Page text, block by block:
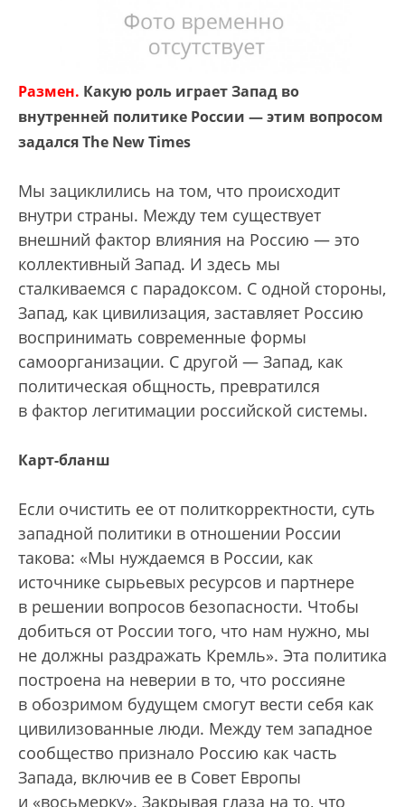
Размен. Какую роль играет Запад во
внутренней политике России — этим вопросом
задался The New Times
Мы зациклились на том, что происходит
внутри страны. Между тем существует
внешний фактор влияния на Россию — это
коллективный Запад. И здесь мы
сталкиваемся с парадоксом. С одной стороны,
Запад, как цивилизация, заставляет Россию
воспринимать современные формы
самоорганизации. С другой — Запад, как
политическая общность, превратился
в фактор легитимации российской системы.
Карт-бланш
Если очистить ее от политкорректности, суть
западной политики в отношении России
такова: «Мы нуждаемся в России, как
источнике сырьевых ресурсов и партнере
в решении вопросов безопасности. Чтобы
добиться от России того, что нам нужно, мы
не должны раздражать Кремль». Эта политика
построена на неверии в то, что россияне
в обозримом будущем смогут вести себя как
цивилизованные люди. Между тем западное
сообщество признало Россию как часть
Запада, включив ее в Совет Европы
и «восьмерку». Закрывая глаза на то, что